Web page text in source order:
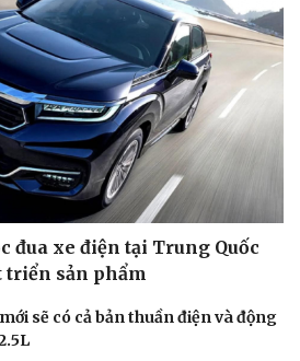
đua xe điện tại Trung Quốc
sản phẩm
sẽ có cả bản thuần điện và động